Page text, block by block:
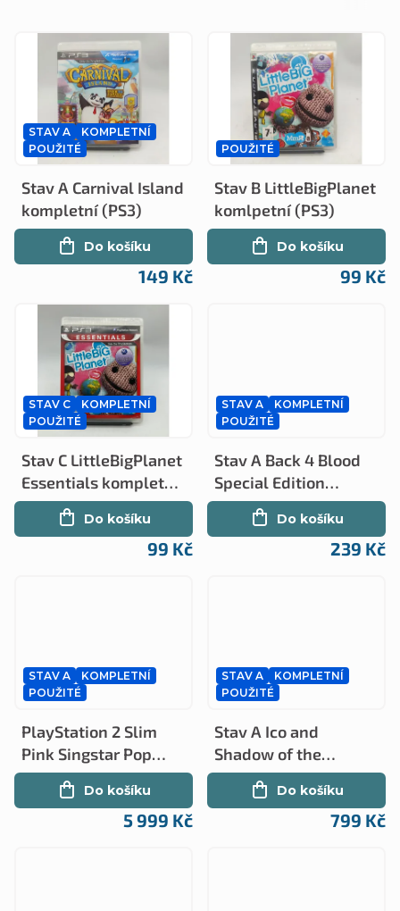
p
o
p
r
o
ů
STAV A
KOMPLETNÍ
POUŽITÉ
Stav A Carnival Island
kompletní (PS3)
149 Kč
Do košíku
POUŽITÉ
Stav B LittleBigPlanet
komlpetní (PS3)
99 Kč
Do košíku
STAV C
KOMPLETNÍ
POUŽITÉ
Stav C LittleBigPlanet
Essentials kompletní
(PS3)
99 Kč
Do košíku
STAV A
KOMPLETNÍ
POUŽITÉ
Stav A Back 4 Blood
Special Edition
kompletní (PS4)
239 Kč
Do košíku
STAV A
KOMPLETNÍ
POUŽITÉ
PlayStation 2 Slim
Pink Singstar Pop
World Stav A
kompletní (PS2)
5 999 Kč
Do košíku
STAV A
KOMPLETNÍ
POUŽITÉ
Stav A Ico and
Shadow of the
Colossus kompletní
(PS3)
799 Kč
Do košíku